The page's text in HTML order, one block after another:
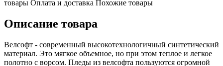
товары Оплата и доставка Похожие товары
Описание товара
Велсофт - современный высокотехнологичный синтетический
материал. Это мягкое объемное, но при этом теплое и легкое
полотно с ворсом. Пледы из велсофта пользуются огромной